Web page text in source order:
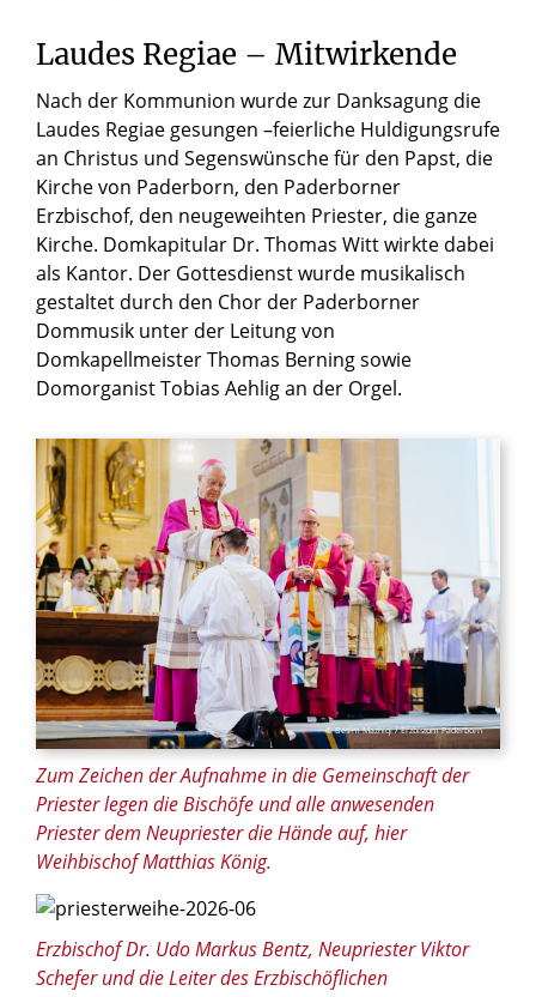
© Besim Mazhiqi / Erzbistum Paderborn
Zum Zeichen der Aufnahme in die Gemeinschaft der
Priester legen die Bischöfe und alle anwesenden
Priester dem Neupriester die Hände auf, hier
Weihbischof Matthias König.
Laudes Regiae – Mitwirkende
Nach der Kommunion wurde zur Danksagung die
Laudes Regiae gesungen –feierliche Huldigungsrufe
an Christus und Segenswünsche für den Papst, die
Kirche von Paderborn, den Paderborner
Erzbischof, den neugeweihten Priester, die ganze
Kirche. Domkapitular Dr. Thomas Witt wirkte dabei
als Kantor. Der Gottesdienst wurde musikalisch
gestaltet durch den Chor der Paderborner
Dommusik unter der Leitung von
Domkapellmeister Thomas Berning sowie
Domorganist Tobias Aehlig an der Orgel.
Erzbischof Dr. Udo Markus Bentz, Neupriester Viktor
Schefer und die Leiter des Erzbischöflichen